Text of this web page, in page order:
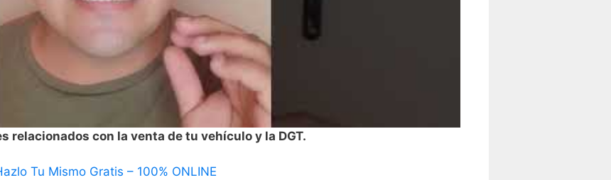
relacionados con la venta de tu vehículo y la DGT.
Tu Mismo Gratis – 100% ONLINE